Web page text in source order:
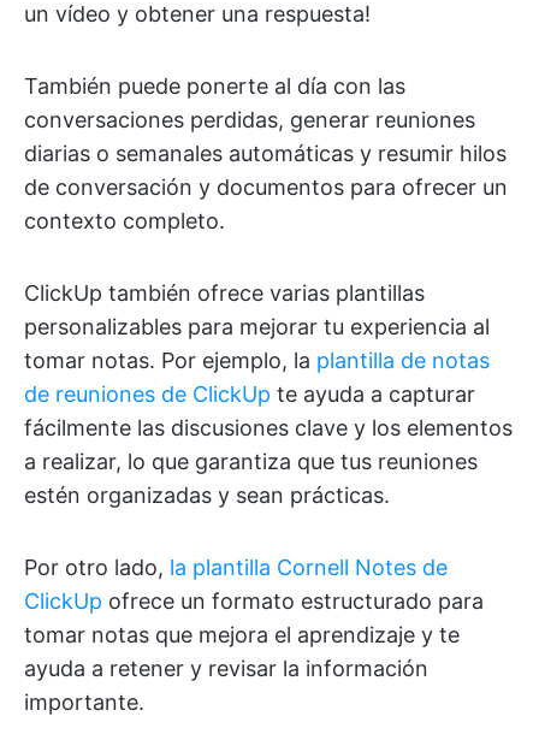
un vídeo y obtener una respuesta!
También puede ponerte al día con las
conversaciones perdidas, generar reuniones
diarias o semanales automáticas y resumir hilos
de conversación y documentos para ofrecer un
contexto completo.
ClickUp también ofrece varias plantillas
personalizables para mejorar tu experiencia al
tomar notas. Por ejemplo, la plantilla de notas
de reuniones de ClickUp te ayuda a capturar
fácilmente las discusiones clave y los elementos
a realizar, lo que garantiza que tus reuniones
estén organizadas y sean prácticas.
Por otro lado, la plantilla Cornell Notes de
ClickUp ofrece un formato estructurado para
tomar notas que mejora el aprendizaje y te
ayuda a retener y revisar la información
importante.